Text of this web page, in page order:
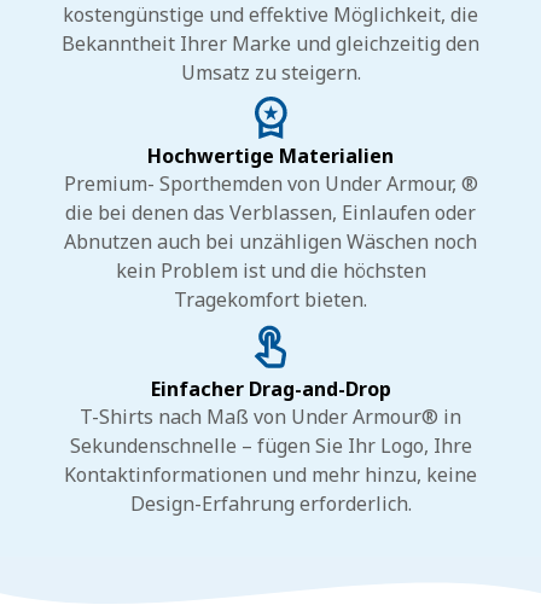
kostengünstige und effektive Möglichkeit, die
Bekanntheit Ihrer Marke und gleichzeitig den
Umsatz zu steigern.
Hochwertige Materialien
Premium- Sporthemden von Under Armour, ®
die bei denen das Verblassen, Einlaufen oder
Abnutzen auch bei unzähligen Wäschen noch
kein Problem ist und die höchsten
Tragekomfort bieten.
Einfacher Drag-and-Drop
T-Shirts nach Maß von Under Armour® in
Sekundenschnelle – fügen Sie Ihr Logo, Ihre
Kontaktinformationen und mehr hinzu, keine
Design-Erfahrung erforderlich.